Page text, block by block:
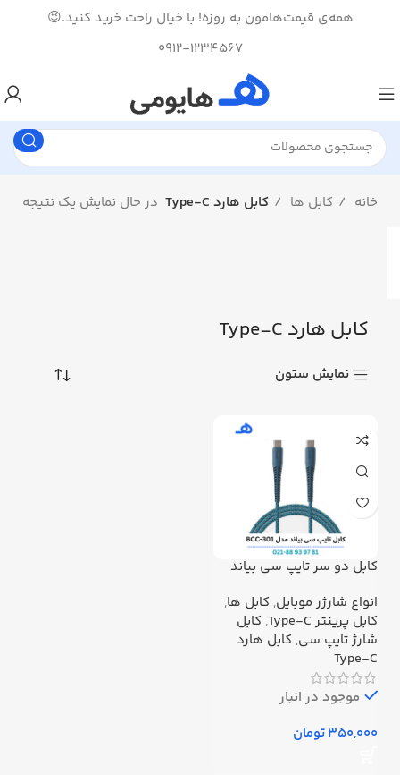
همه‌ی قیمت‌هامون به روزه! با خیال راحت خرید کنید.😉
0912-1234567
خانه کابل ها کابل هارد Type-C در حال نمایش یک نتیجه
کابل هارد Type-C
نمایش ستون
کابل دو سر تایپ سی بیاند
انواع شارژر موبایل, کابل ها,
کابل پرینتر Type-C
, کابل
شارژ تایپ سی, کابل هارد
Type-C
موجود در انبار
تومان